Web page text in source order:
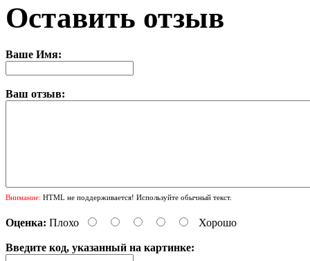
Оставить отзыв
Ваше Имя:
Ваш отзыв:
Внимание: HTML не поддерживается! Используйте обычный текст.
Оценка: Плохо Хорошо
Введите код, указанный на картинке: